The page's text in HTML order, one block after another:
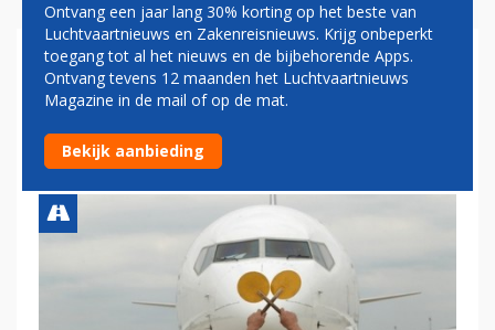
NIEUWE EIGENAAR
FRANKFURT HAHN WIL
ROUTES NAAR AZIË
Ontvang een jaar lang 30% korting op het beste van
Luchtvaartnieuws en Zakenreisnieuws. Krijg onbeperkt
toegang tot al het nieuws en de bijbehorende Apps.
Ontvang tevens 12 maanden het Luchtvaartnieuws
Magazine in de mail of op de mat.
Bekijk aanbieding